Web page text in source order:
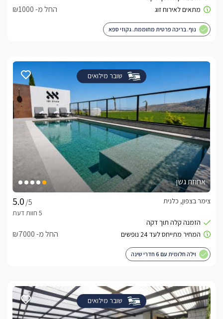
החל מ- ₪1000
נוף. בריכה פרטית מחוממת. גקוזי ספא
שובר מילואים
אחוזת גשן
/5
צימר בצפון, כלנית
החל מ- ₪7000
וילה חלומית עם 6 חדרי שינה
שובר מילואים